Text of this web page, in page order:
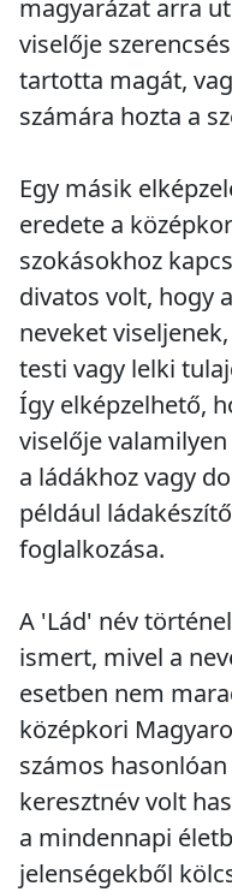
magyarázat arra
viselője
tartotta magát,
számára hozta a
Egy másik
eredete a
szokásokhoz
divatos volt, hogy
neveket
testi vagy lelki
Így elképzelhető,
viselője
a ládákhoz vagy
például
foglalkozása.
A 'Lád' név
ismert, mivel a
esetben nem
középkori
számos
keresztnév volt
a mindennapi
jelenségekből